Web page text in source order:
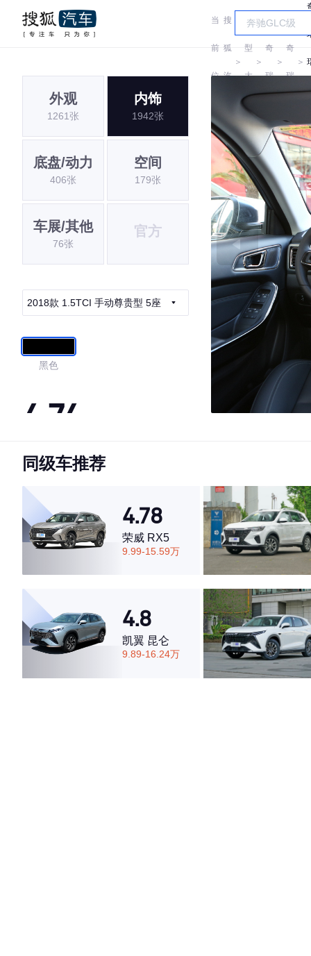
当
前
位
搜
狐
汽
＞
车
型
大
＞
奇
瑞
＞
奇
瑞
＞
外观
1261张
内饰
1942张
底盘/动力
406张
空间
179张
车展/其他
76张
官方
2018款 1.5TCI 手动尊贵型 5座
黑色
4.74
·外观表现一般，低于54%同级车
·空间表现较为优秀，优于75%同级车
同级车推荐
4.78
荣威 RX5
9.99-15.59万
4.8
凯翼 昆仑
9.89-16.24万